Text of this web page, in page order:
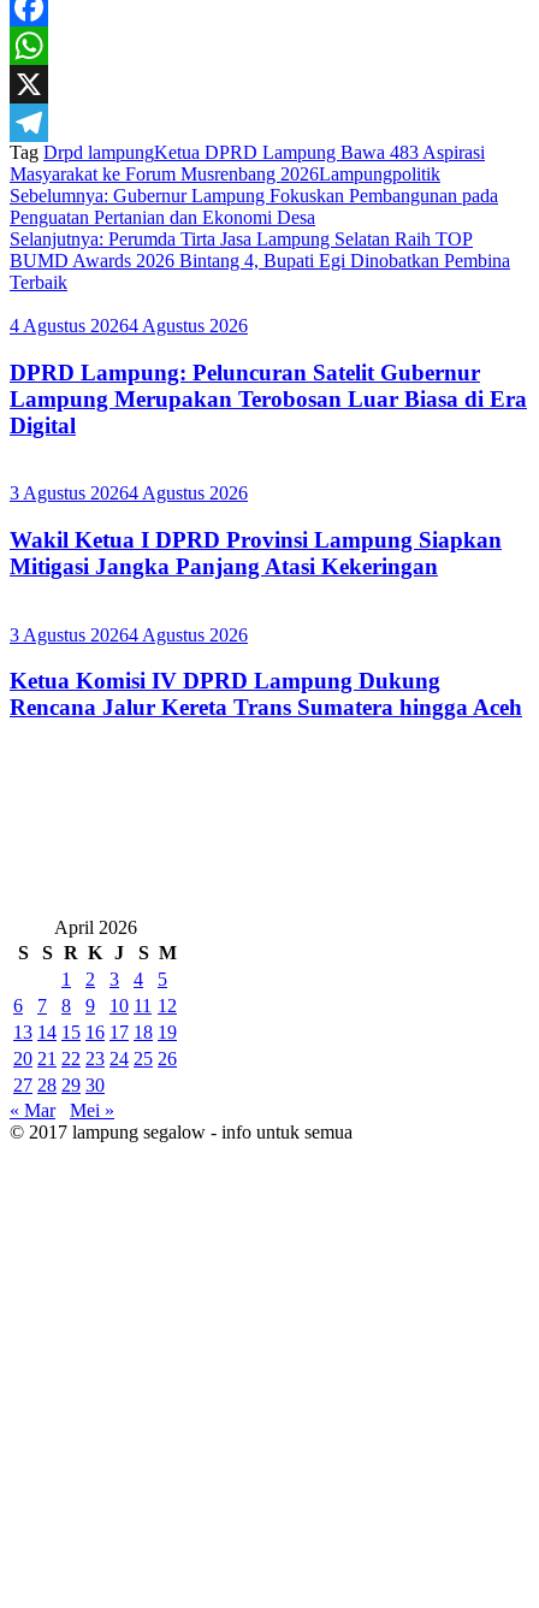
Facebook
WhatsApp
X
Telegram
Tag Drpd lampungKetua DPRD Lampung Bawa 483 Aspirasi
Masyarakat ke Forum Musrenbang 2026Lampungpolitik
Navigasi
pos
Sebelumnya: Gubernur Lampung Fokuskan Pembangunan pada
Penguatan Pertanian dan Ekonomi Desa
Selanjutnya: Perumda Tirta Jasa Lampung Selatan Raih TOP
BUMD Awards 2026 Bintang 4, Bupati Egi Dinobatkan Pembina
Terbaik
4 Agustus 20264 Agustus 2026
DPRD Lampung: Peluncuran Satelit Gubernur
Lampung Merupakan Terobosan Luar Biasa di Era
Digital
3 Agustus 20264 Agustus 2026
Wakil Ketua I DPRD Provinsi Lampung Siapkan
Mitigasi Jangka Panjang Atasi Kekeringan
3 Agustus 20264 Agustus 2026
Ketua Komisi IV DPRD Lampung Dukung
Rencana Jalur Kereta Trans Sumatera hingga Aceh
April 2026
S
S R K J S M
1
2 3 4
5
6
7 8 9 10 11 12
13 14 15 16 17 18 19
20 21 22 23 24 25 26
27 28 29 30
« Mar
Mei »
© 2017 lampung segalow - info untuk semua